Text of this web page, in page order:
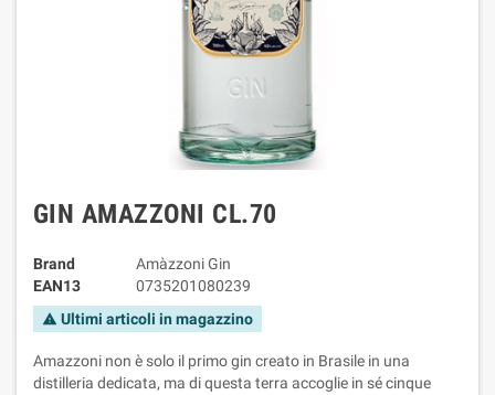
GIN AMAZZONI CL.70
Brand
Amàzzoni Gin
EAN13
0735201080239
warning Ultimi articoli in magazzino
Amazzoni non è solo il primo gin creato in Brasile in una
distilleria dedicata, ma di questa terra accoglie in sé cinque